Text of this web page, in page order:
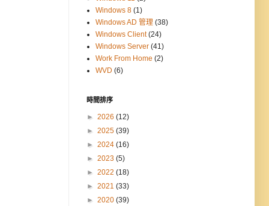
Windows 8 (1)
Windows AD 管理 (38)
Windows Client (24)
Windows Server (41)
Work From Home (2)
WVD (6)
時間排序
► 2026 (12)
► 2025 (39)
► 2024 (16)
► 2023 (5)
► 2022 (18)
► 2021 (33)
► 2020 (39)